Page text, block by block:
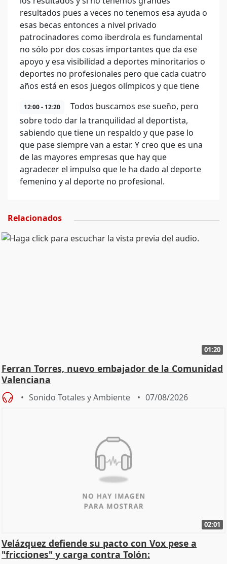
resultados pues a veces no tenemos esa ayuda o
esas becas entonces a nivel privado
patrocinadores como iberdrola es fundamental
no sólo por dos cosas importantes que da ese
apoyo y esa visibilidad a deportes minoritarios o
deportes no profesionales pero que cada cuatro
años está en esos juegos olímpicos y que tiene
12:00 - 12:20
Todos buscamos ese sueño, pero
sobre todo dar la tranquilidad al deportista,
sabiendo que tiene un respaldo y que pase lo
que pase siempre van a estar. Y creo que es una
de las mayores empresas que hay que
agradecer el impulso que le ha dado al deporte
femenino y al deporte no profesional.
Relacionados
01:20
Ferran Torres, nuevo embajador de la Comunidad
Valenciana
Sonido Totales y Ambiente 07/08/2026
02:01
Velázquez defiende su pacto con Vox pese a
"fricciones" y carga contra Tolón: